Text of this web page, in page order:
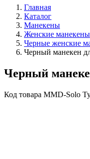
Главная
Каталог
Манекены
Женские манекены
Черные женские
Черный манекен
Черный
Код товара MMD-Solo